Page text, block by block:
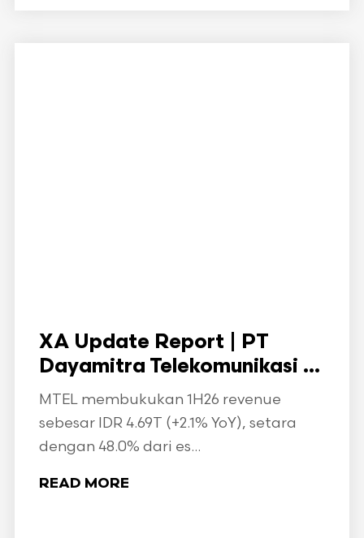
XA Update Report | PT
Dayamitra Telekomunikasi ...
MTEL membukukan 1H26 revenue
sebesar IDR 4.69T (+2.1% YoY), setara
dengan 48.0% dari es...
READ MORE